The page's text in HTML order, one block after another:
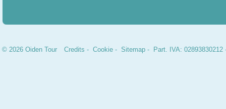
© 2026 Oiden Tour Credits -Cookie -Sitemap - Part. IVA: 02893830212